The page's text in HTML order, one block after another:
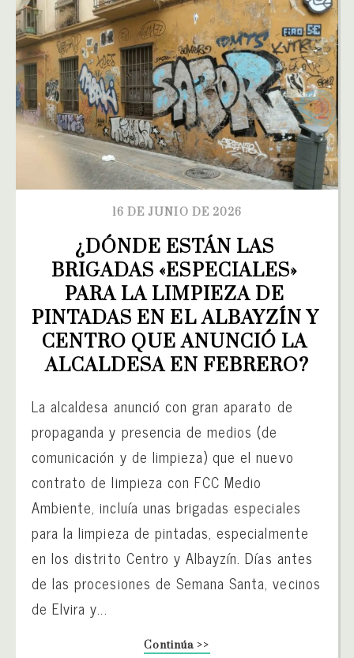
16 DE JUNIO DE 2026
¿DÓNDE ESTÁN LAS
BRIGADAS «ESPECIALES»
PARA LA LIMPIEZA DE
PINTADAS EN EL ALBAYZÍN Y
CENTRO QUE ANUNCIÓ LA
ALCALDESA EN FEBRERO?
La alcaldesa anunció con gran aparato de
propaganda y presencia de medios (de
comunicación y de limpieza) que el nuevo
contrato de limpieza con FCC Medio
Ambiente, incluía unas brigadas especiales
para la limpieza de pintadas, especialmente
en los distrito Centro y Albayzín. Días antes
de las procesiones de Semana Santa, vecinos
de Elvira y...
Continúa >>